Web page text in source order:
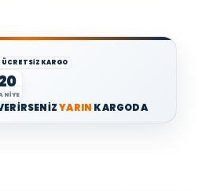
KARGO
YARIN KARGODA